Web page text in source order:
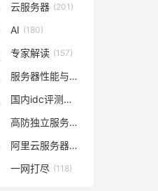
(209)
云服务器 (201)
(185)
AI (180)
(165)
专家解读 (157)
(148) 服务器性能与价格对比
(129)
国内idc评测云服务器
(128) 高防独立服务器评测
(127) 阿里云服务器多少钱一年
一网打尽 (118)